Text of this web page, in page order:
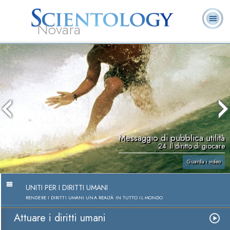
Novara
L. Ron Hubbard:
Fondatore
Che cos’è
Scientology?
Ministri
Volontari
Domande
ricorrenti
Messaggio di pubblica utilità
24. Il diritto di giocare
Guarda i video
UNITI PER I DIRITTI UMANI
RENDERE I DIRITTI UMANI UNA REALTÀ IN TUTTO IL MONDO
Attuare i diritti umani